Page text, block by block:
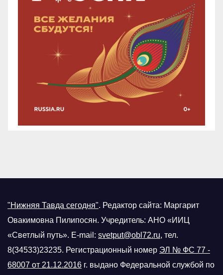
"Нижняя Тавда сегодня". Редактор сайта: Маргарит
Овакимовна Пилипосян. Учредитель: АНО «ИИЦ
«Светлый путь». E-mail: svetput@obl72.ru, тел.
8(34533)23235. Регистрационный номер ЭЛ № ФС 77 -
68007 от 21.12.2016 г. выдано Федеральной службой по